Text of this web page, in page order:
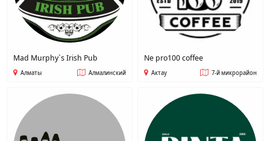
Mad Murphy`s Irish Pub
Алматы Алмалинский
Ne pro100 coffee
Актау 7-й микрорайон